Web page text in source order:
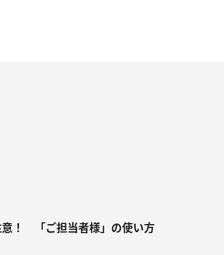
意！ 「ご担当者様」の使い方